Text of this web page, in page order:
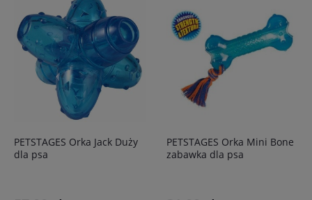
PETSTAGES Orka Jack Duży
dla psa
PETSTAGES Orka Mini Bone
zabawka dla psa